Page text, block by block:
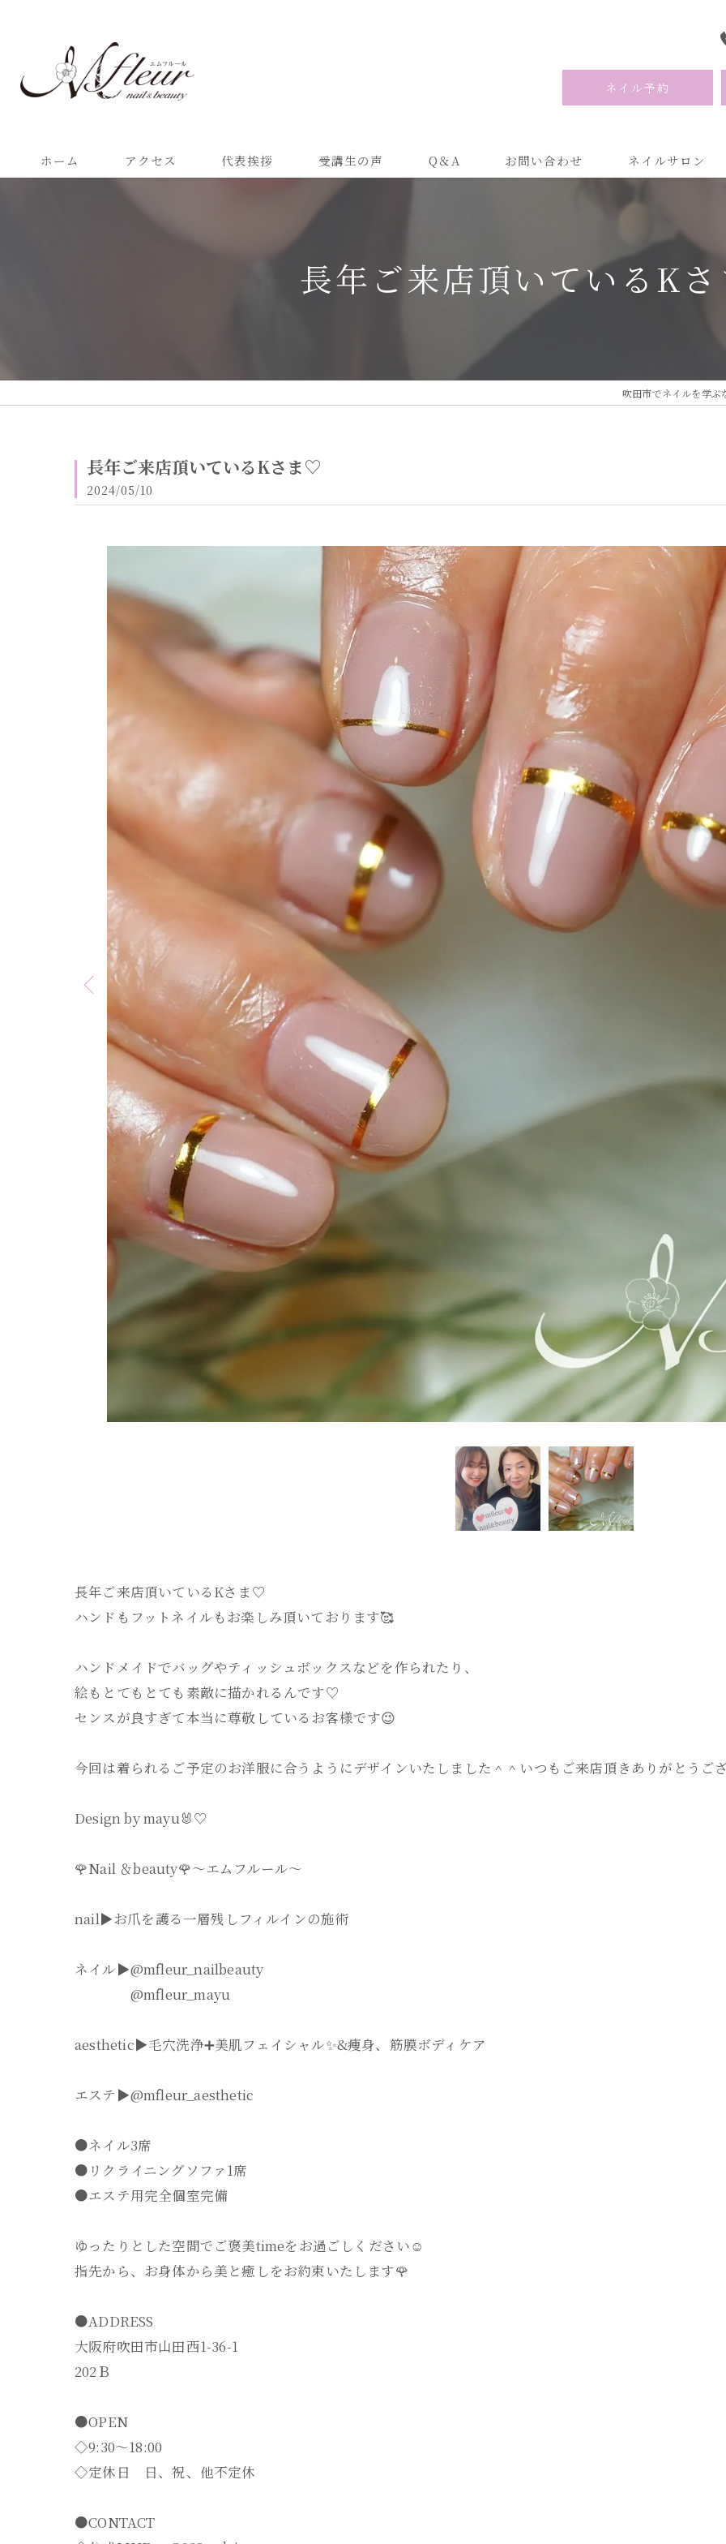
ネイル予約
ホーム アクセス 代表挨拶 受講生の声 Q＆A お問い合わせ ネイルサロン
長年ご来店頂いているK
吹田市でネイルを学ぶ
長年ご来店頂いているKさま♡
2024/05/10
長年ご来店頂いているKさま♡
ハンドもフットネイルもお楽しみ頂いております🥰
ハンドメイドでバッグやティッシュボックスなどを作られたり、
絵もとてもとても素敵に描かれるんです♡
センスが良すぎて本当に尊敬しているお客様です😉
今回は着られるご予定のお洋服に合うようにデザインいたしました＾＾いつもご来店頂きありがとうご
Design by mayu🐰♡
🌹Nail ＆beauty🌹〜エムフルール〜
nail▶︎お爪を護る一層残しフィルインの施術
ネイル▶︎@mfleur_nailbeauty
@mfleur_mayu
aesthetic▶︎毛穴洗浄➕美肌フェイシャル✨&痩身、筋膜ボディケア
エステ▶︎@mfleur_aesthetic
●ネイル3席
●リクライニングソファ1席
●エステ用完全個室完備
ゆったりとした空間でご褒美timeをお過ごしください☺️
指先から、お身体から美と癒しをお約束いたします🌹
●ADDRESS
大阪府吹田市山田西1-36-1
202Ｂ
●OPEN
◇9:30～18:00
◇定休日 日、祝、他不定休
●CONTACT